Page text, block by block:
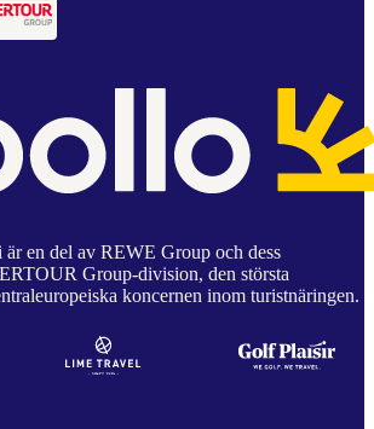
är en del av REWE Group och dess
Group-division, den största
koncernen inom turistnäringen.